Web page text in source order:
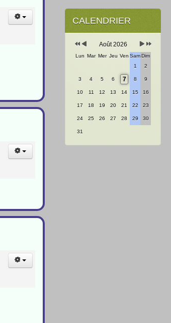
CALENDRIER
Année
précédente
Mois
précédent
Année
Mois
Août 2026
Lun Mar Mer Jeu Ven SamDim
1
2
3 4 5 6 7 8 9
10 11 12 13 14 15 16
17 18 19 20 21 22 23
24 25 26 27 28 29 30
31